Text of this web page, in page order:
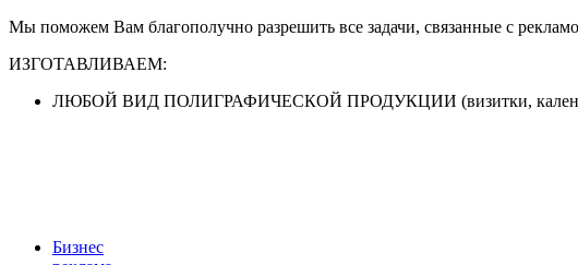
Мы поможем Вам благополучно разрешить все задачи, связанные с
ИЗГОТАВЛИВАЕМ:
ЛЮБОЙ ВИД ПОЛИГРАФИЧЕСКОЙ ПРОДУКЦИИ (визитки,
Бизнес